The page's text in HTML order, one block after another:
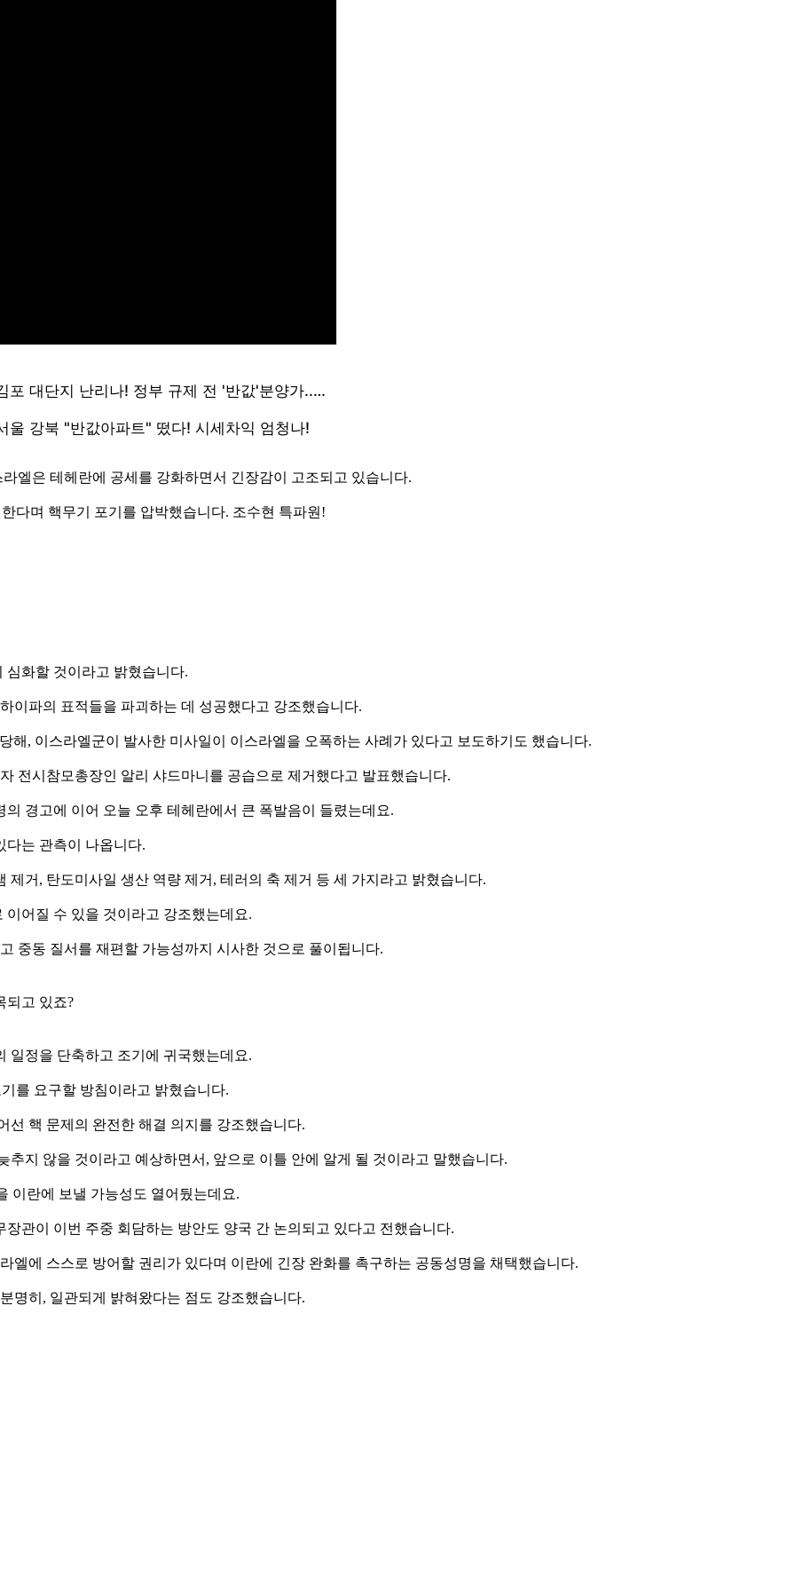
엘은 테헤란에 공세를 강화하면서 긴장감이 고조되고 있습니다.
다며 핵무기 포기를 압박했습니다. 조수현 특파원!
심화할 것이라고 밝혔습니다.
이파의 표적들을 파괴하는 데 성공했다고 강조했습니다.
해, 이스라엘군이 발사한 미사일이 이스라엘을 오폭하는 사례가 있다고 보도하기도 했습니다.
전시참모총장인 알리 샤드마니를 공습으로 제거했다고 발표했습니다.
경고에 이어 오늘 오후 테헤란에서 큰 폭발음이 들렸는데요.
다는 관측이 나옵니다.
거, 탄도미사일 생산 역량 제거, 테러의 축 제거 등 세 가지라고 밝혔습니다.
어질 수 있을 것이라고 강조했는데요.
중동 질서를 재편할 가능성까지 시사한 것으로 풀이됩니다.
되고 있죠?
일정을 단축하고 조기에 귀국했는데요.
를 요구할 방침이라고 밝혔습니다.
선 핵 문제의 완전한 해결 의지를 강조했습니다.
지 않을 것이라고 예상하면서, 앞으로 이틀 안에 알게 될 것이라고 말했습니다.
이란에 보낼 가능성도 열어뒀는데요.
관이 이번 주중 회담하는 방안도 양국 간 논의되고 있다고 전했습니다.
엘에 스스로 방어할 권리가 있다며 이란에 긴장 완화를 촉구하는 공동성명을 채택했습니다.
명히, 일관되게 밝혀왔다는 점도 강조했습니다.